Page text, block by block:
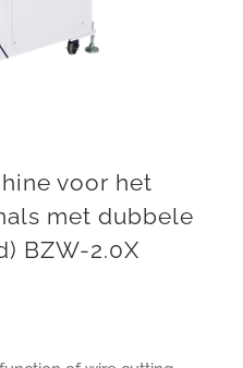
voor het
met dubbele
BZW-2.0X